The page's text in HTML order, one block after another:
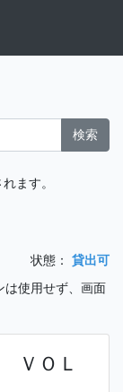
検索
ます。
状態：
貸出可
は使用せず、画面
ＶＯＬ